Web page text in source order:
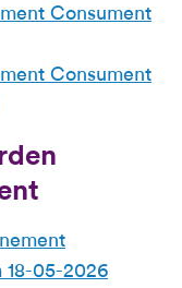
Consument
Consument
18-05-2026